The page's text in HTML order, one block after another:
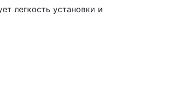
легкость установки и